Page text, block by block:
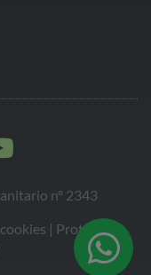
nº 2343
| Protección